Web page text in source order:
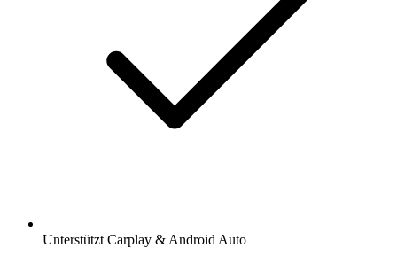
Unterstützt Carplay & Android Auto